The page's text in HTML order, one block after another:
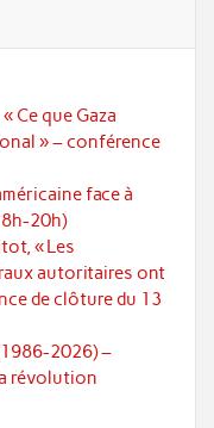
Ce que Gaza
» – conférence
face à
20h)
« Les
autoritaires ont
de clôture du 13
2026) –
révolution